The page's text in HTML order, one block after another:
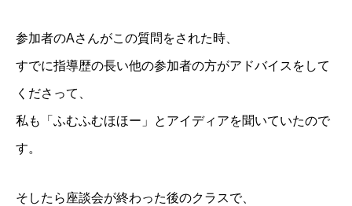
参加者のAさんがこの質問をされた時、
すでに指導歴の長い他の参加者の方がアドバイスをして
くださって、
私も「ふむふむほほー」とアイディアを聞いていたので
す。
そしたら座談会が終わった後のクラスで、